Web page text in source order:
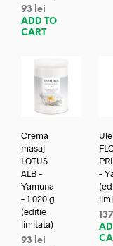
93
lei
ADD TO
CART
Crema
masaj
LOTUS
ALB –
Yamuna
– 1.020 g
(editie
limitata)
93
lei
–
137